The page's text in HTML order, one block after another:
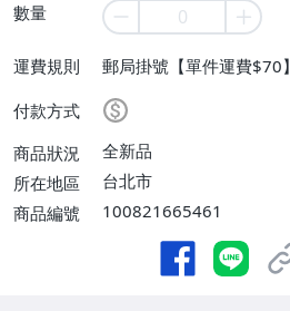
數量
運費規則
郵局掛號【單件運費$70】
付款方式
商品狀況
全新品
所在地區
台北市
商品編號
100821665461